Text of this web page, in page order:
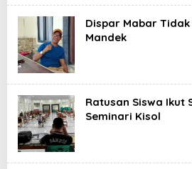
Dispar Mabar
Mandek
Ratusan Siswa Ikut
Seminari Kisol